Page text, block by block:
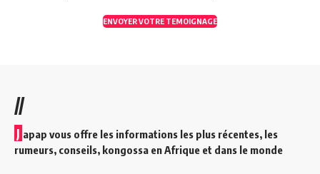
ENVOYER VOTRE TEMOIGNAGE
//
J apap vous offre les informations les plus récentes, les
rumeurs, conseils, kongossa en Afrique et dans le monde